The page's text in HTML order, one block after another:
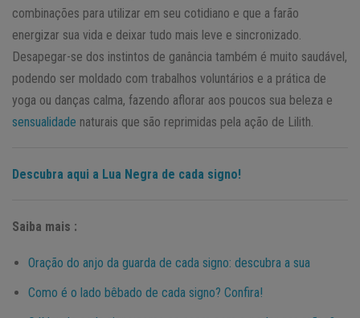
combinações para utilizar em seu cotidiano e que a farão
energizar sua vida e deixar tudo mais leve e sincronizado.
Desapegar-se dos instintos de ganância também é muito saudável,
podendo ser moldado com trabalhos voluntários e a prática de
yoga ou danças calma, fazendo aflorar aos poucos sua beleza e
sensualidade naturais que são reprimidas pela ação de Lilith.
Descubra aqui a Lua Negra de cada signo!
Saiba mais :
Oração do anjo da guarda de cada signo: descubra a sua
Como é o lado bêbado de cada signo? Confira!